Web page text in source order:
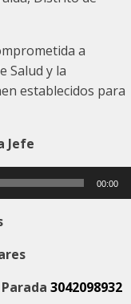
a
Salud y la
establecidos para
Jefe
00:00
3042098932